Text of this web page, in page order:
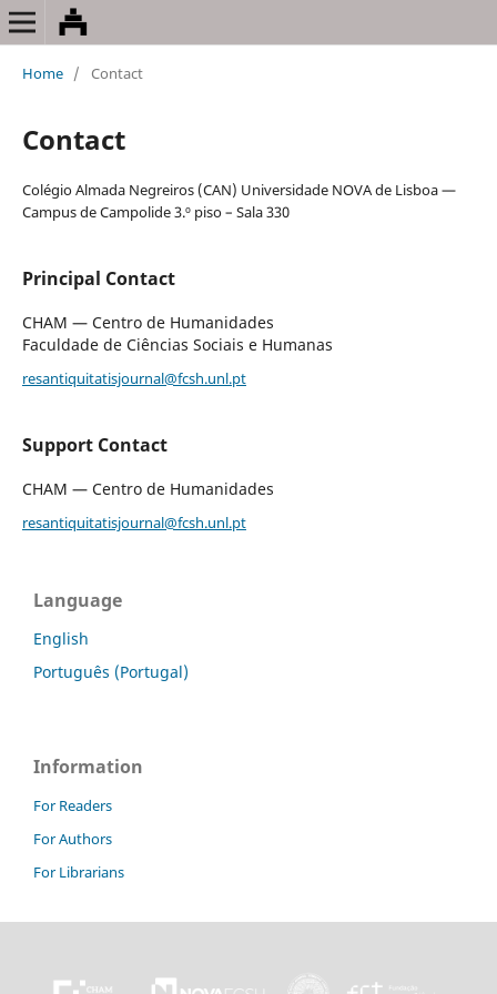
Home / Contact
Contact
Colégio Almada Negreiros (CAN) Universidade NOVA de Lisboa —
Campus de Campolide 3.º piso – Sala 330
Principal Contact
CHAM — Centro de Humanidades
Faculdade de Ciências Sociais e Humanas
resantiquitatisjournal@fcsh.unl.pt
Support Contact
CHAM — Centro de Humanidades
resantiquitatisjournal@fcsh.unl.pt
Language
English
Português (Portugal)
Information
For Readers
For Authors
For Librarians